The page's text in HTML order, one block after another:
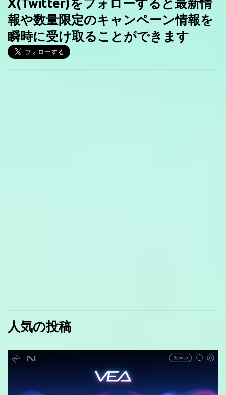
X(Twitter)をフォローすると最新情
報や数量限定のキャンペーン情報を
瞬時に受け取ることができます
人気の投稿